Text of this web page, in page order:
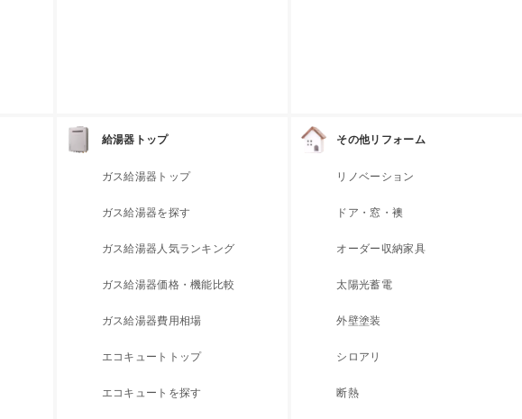
給湯器トップ
ガス給湯器トップ
ガス給湯器を探す
ガス給湯器人気ランキング
ガス給湯器価格・機能比較
ガス給湯器費用相場
エコキュートトップ
エコキュートを探す
その他リフォーム
リノベーション
ドア・窓・襖
オーダー収納家具
太陽光蓄電
外壁塗装
シロアリ
断熱